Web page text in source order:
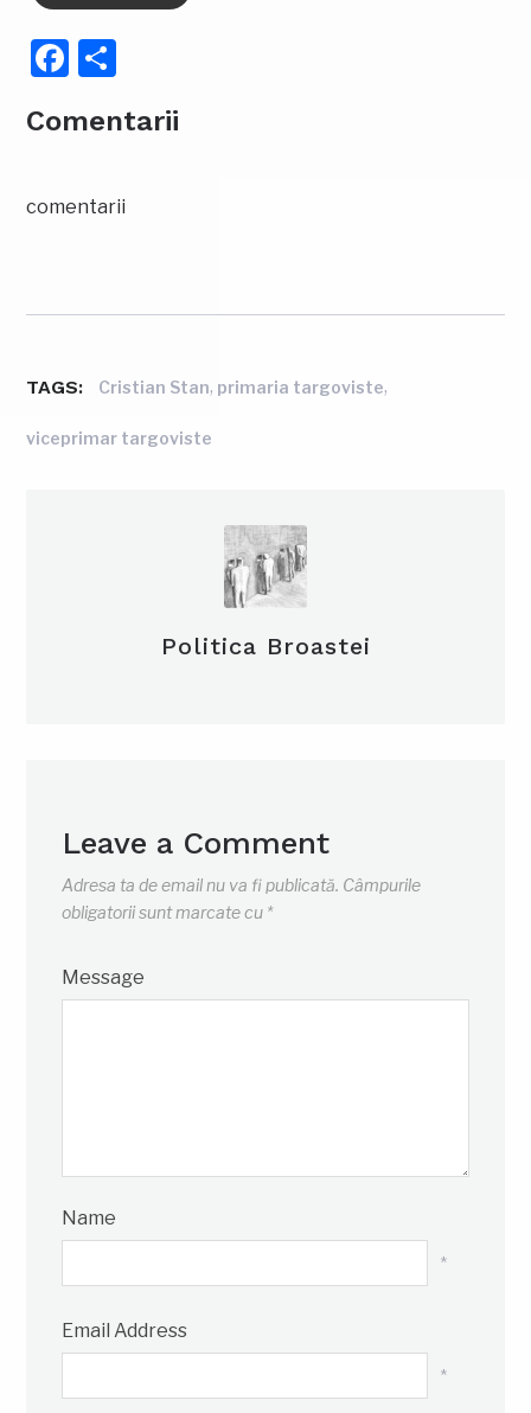
Facebook
Comentarii
comentarii
TAGS: Cristian Stan, primaria targoviste,
viceprimar targoviste
Politica Broastei
Leave a Comment
Adresa ta de email nu va fi publicată. Câmpurile
obligatorii sunt marcate cu *
Message
Name
*
Email Address
*